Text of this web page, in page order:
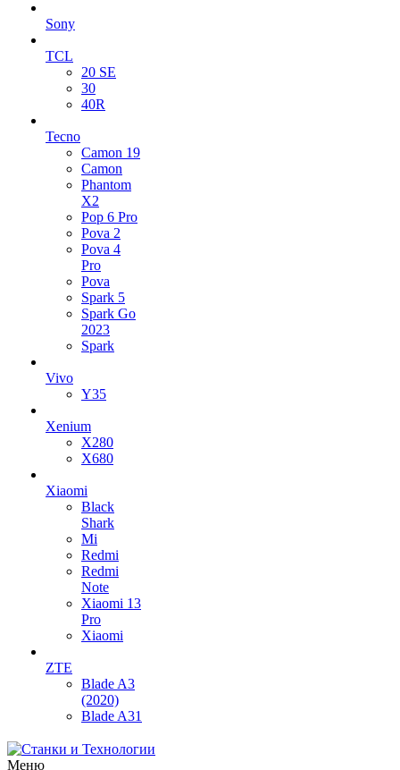
Sony
TCL
20 SE
30
40R
Tecno
Camon 19
Camon
Phantom
X2
Pop 6 Pro
Pova 2
Pova 4
Pro
Pova
Spark 5
Spark Go
2023
Spark
Vivo
Y35
Xenium
X280
X680
Xiaomi
Black
Shark
Mi
Redmi
Redmi
Note
Xiaomi 13
Pro
Xiaomi
ZTE
Blade A3
(2020)
Blade A31
Меню